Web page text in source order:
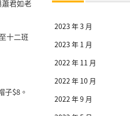
蕭君如老
十二班
子$8。
2023 年 3 月
2023 年 1 月
2022 年 11 月
2022 年 10 月
2022 年 9 月